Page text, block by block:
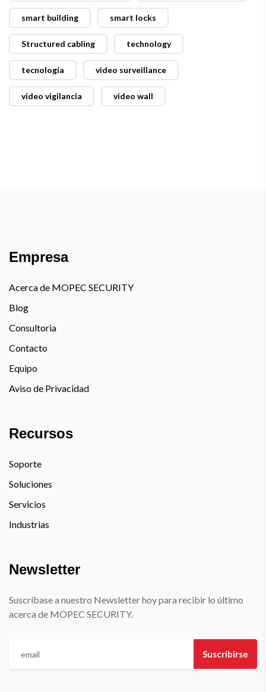
smart building smart locks
Structured cabling technology
tecnología video surveillance
video vigilancia video wall
Empresa
Acerca de MOPEC SECURITY
Blog
Consultoria
Contacto
Equipo
Aviso de Privacidad
Recursos
Soporte
Soluciones
Servicios
Industrias
Newsletter
Suscríbase a nuestro Newsletter hoy para recibir lo último
acerca de MOPEC SECURITY.
Suscribirse